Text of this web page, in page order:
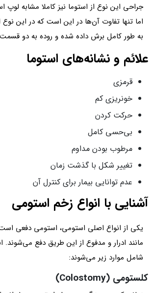
جراحی این نوع از استوما نیز کاملا مشابه لوپ
اما تنها تفاوت آن‌ها در این است که در این نوع
به طور کامل برش داده شده و روده به دو
علائم و نشانه‌های استوما
قرمزی
خونریزی کم
حرکت کردن
بی‌حسی کامل
مرطوب بودن مداوم
تغییر شکل با گذشت زمان
عدم توانایی بیمار برای کنترل آن
آشنایی با انواع زخم استومی
یکی از انواع اصلی استومی، استومی دفعی
مانند ادرار و مدفوع از این طریق دفع می‌شوند.
شامل موارد زیر می‌شوند:
کلستومی (Colostomy)